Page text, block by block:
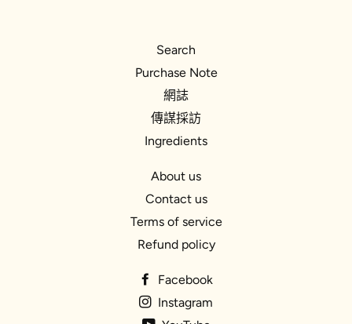
Search
Purchase Note
網誌
傳謀採訪
Ingredients
About us
Contact us
Terms of service
Refund policy
Facebook
Instagram